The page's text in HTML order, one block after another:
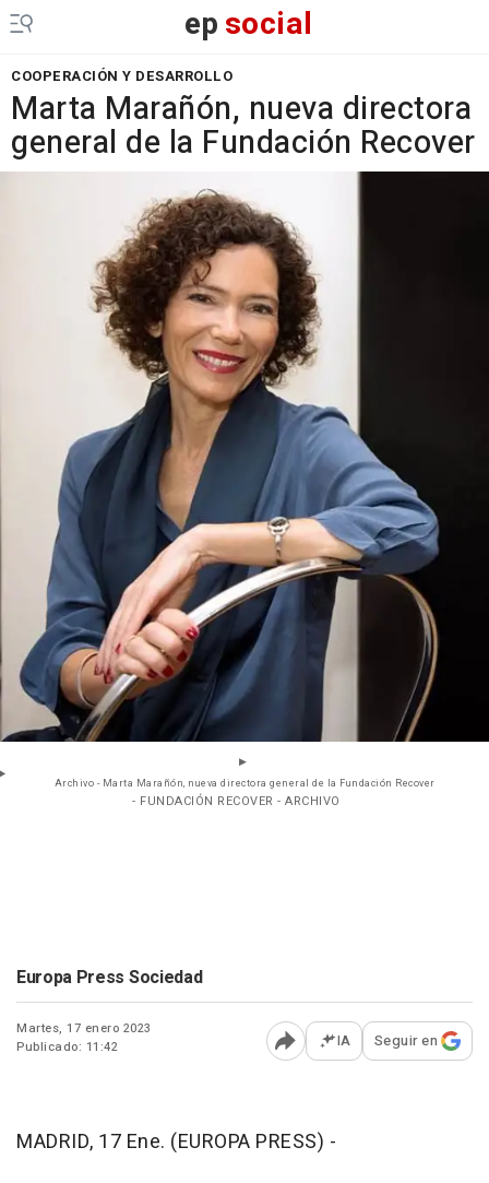
epsocial
COOPERACIÓN Y DESARROLLO
Marta Marañón, nueva directora
general de la Fundación Recover
Archivo - Marta Marañón, nueva directora general de la Fundación Recover
- FUNDACIÓN RECOVER - ARCHIVO
Europa Press Sociedad
Martes, 17 enero 2023
Publicado: 11:42
Abrir opciones para
IA Seguir en
MADRID, 17 Ene. (EUROPA PRESS) -